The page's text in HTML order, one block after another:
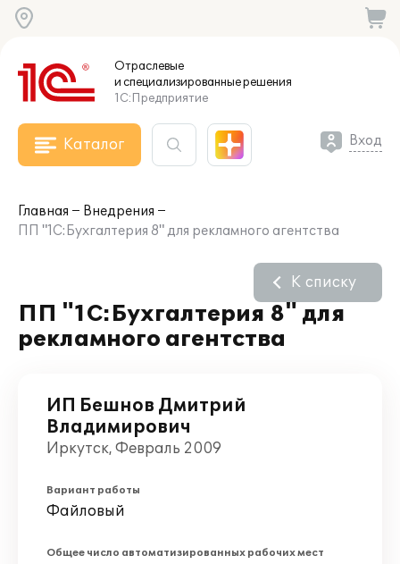
Отраслевые
и специализированныерешения
1С:Предприятие
Каталог Вход
Главная
Внедрения
ПП "1С:Бухгалтерия 8" для рекламного агентства
ПП "1С:Бухгалтерия 8" для
рекламного агентства
К списку
ИП Бешнов Дмитрий
Владимирович
Иркутск, Февраль 2009
Вариант работы
Файловый
Общее число автоматизированных рабочих мест